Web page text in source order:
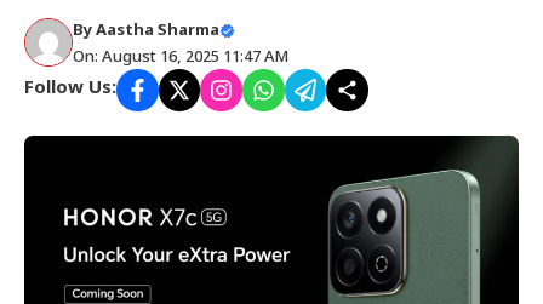
ByAastha Sharma
On: August 16, 2025 11:47 AM
Follow Us: